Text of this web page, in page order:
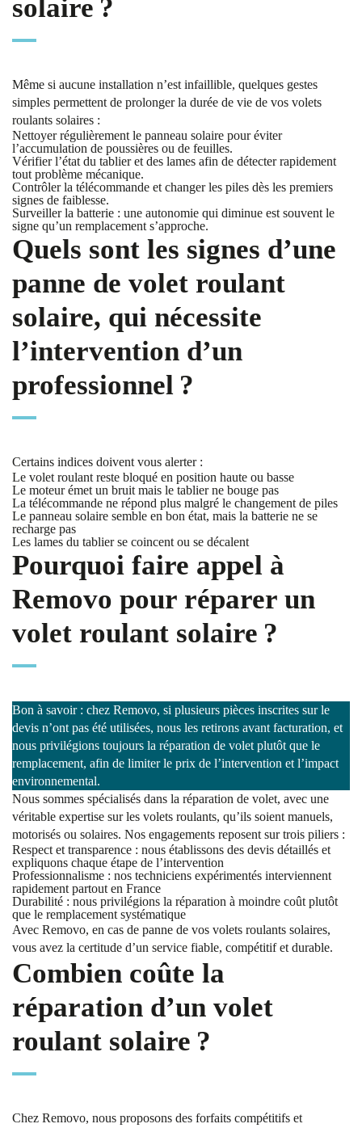
solaire ?
Même si aucune installation n’est infaillible, quelques gestes
simples permettent de prolonger la durée de vie de vos volets
roulants solaires :
Nettoyer régulièrement le panneau solaire pour éviter
l’accumulation de poussières ou de feuilles.
Vérifier l’état du tablier et des lames afin de détecter rapidement
tout problème mécanique.
Contrôler la télécommande et changer les piles dès les premiers
signes de faiblesse.
Surveiller la batterie : une autonomie qui diminue est souvent le
signe qu’un remplacement s’approche.
Quels sont les signes d’une
panne de volet roulant
solaire, qui nécessite
l’intervention d’un
professionnel ?
Certains indices doivent vous alerter :
Le volet roulant reste bloqué en position haute ou basse
Le moteur émet un bruit mais le tablier ne bouge pas
La télécommande ne répond plus malgré le changement de piles
Le panneau solaire semble en bon état, mais la batterie ne se
recharge pas
Les lames du tablier se coincent ou se décalent
Pourquoi faire appel à
Removo pour réparer un
volet roulant solaire ?
Bon à savoir : chez Removo, si plusieurs pièces inscrites sur le
devis n’ont pas été utilisées, nous les retirons avant facturation, et
nous privilégions toujours la réparation de volet plutôt que le
remplacement, afin de limiter le prix de l’intervention et l’impact
environnemental.
Nous sommes spécialisés dans la réparation de volet, avec une
véritable expertise sur les volets roulants, qu’ils soient manuels,
motorisés ou solaires. Nos engagements reposent sur trois piliers :
Respect et transparence : nous établissons des devis détaillés et
expliquons chaque étape de l’intervention
Professionnalisme : nos techniciens expérimentés interviennent
rapidement partout en France
Durabilité : nous privilégions la réparation à moindre coût plutôt
que le remplacement systématique
Avec Removo, en cas de panne de vos volets roulants solaires,
vous avez la certitude d’un service fiable, compétitif et durable.
Combien coûte la
réparation d’un volet
roulant solaire ?
Chez Removo, nous proposons des forfaits compétitifs et